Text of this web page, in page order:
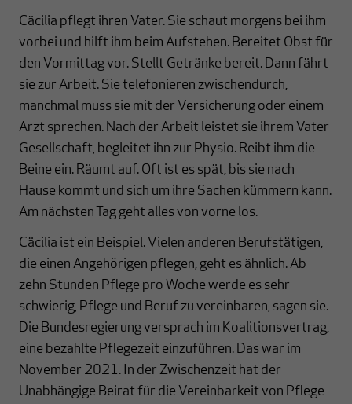
Cäcilia pflegt ihren Vater. Sie schaut morgens bei ihm
vorbei und hilft ihm beim Aufstehen. Bereitet Obst für
den Vormittag vor. Stellt Getränke bereit. Dann fährt
sie zur Arbeit. Sie telefonieren zwischendurch,
manchmal muss sie mit der Versicherung oder einem
Arzt sprechen. Nach der Arbeit leistet sie ihrem Vater
Gesellschaft, begleitet ihn zur Physio. Reibt ihm die
Beine ein. Räumt auf. Oft ist es spät, bis sie nach
Hause kommt und sich um ihre Sachen kümmern kann.
Am nächsten Tag geht alles von vorne los.
Cäcilia ist ein Beispiel. Vielen anderen Berufstätigen,
die einen Angehörigen pflegen, geht es ähnlich. Ab
zehn Stunden Pflege pro Woche werde es sehr
schwierig, Pflege und Beruf zu vereinbaren, sagen sie.
Die Bundesregierung versprach im Koalitionsvertrag,
eine bezahlte Pflegezeit einzuführen. Das war im
November 2021. In der Zwischenzeit hat der
Unabhängige Beirat für die Vereinbarkeit von Pflege